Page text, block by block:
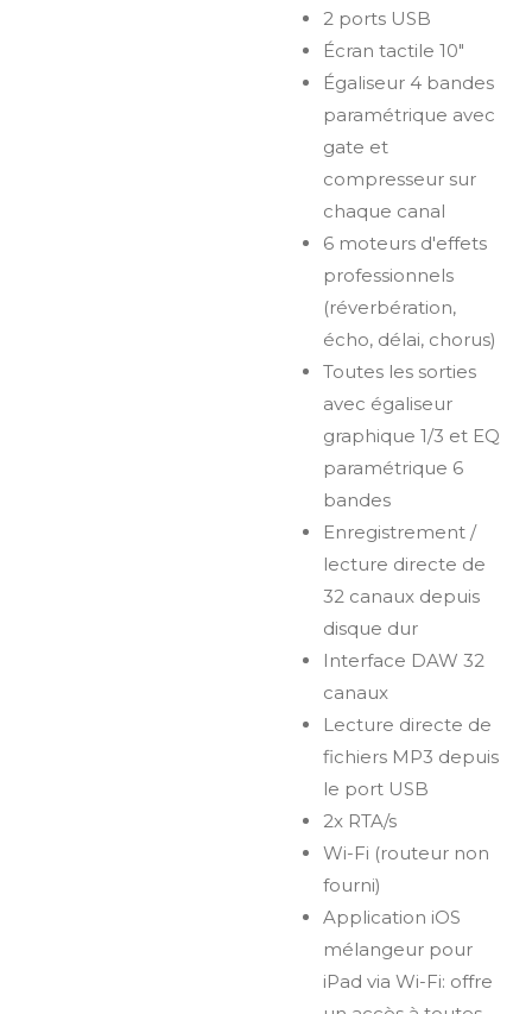
2 ports USB
Écran tactile 10"
Égaliseur 4 bandes
paramétrique avec
gate et
compresseur sur
chaque canal
6 moteurs d'effets
professionnels
(réverbération,
écho, délai, chorus)
Toutes les sorties
avec égaliseur
graphique 1/3 et EQ
paramétrique 6
bandes
Enregistrement /
lecture directe de
32 canaux depuis
disque dur
Interface DAW 32
canaux
Lecture directe de
fichiers MP3 depuis
le port USB
2x RTA/s
Wi-Fi (routeur non
fourni)
Application iOS
mélangeur pour
iPad via Wi-Fi: offre